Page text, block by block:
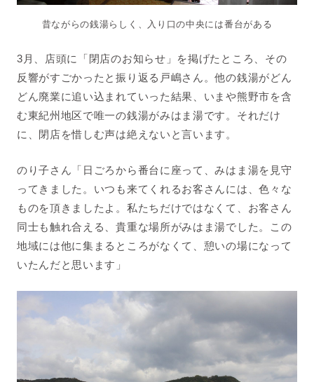
昔ながらの銭湯らしく、入り口の中央には番台がある
3月、店頭に「閉店のお知らせ」を掲げたところ、その
反響がすごかったと振り返る戸嶋さん。他の銭湯がどん
どん廃業に追い込まれていった結果、いまや熊野市を含
む東紀州地区で唯一の銭湯がみはま湯です。それだけ
に、閉店を惜しむ声は絶えないと言います。
のり子さん「日ごろから番台に座って、みはま湯を見守
ってきました。いつも来てくれるお客さんには、色々な
ものを頂きましたよ。私たちだけではなくて、お客さん
同士も触れ合える、貴重な場所がみはま湯でした。この
地域には他に集まるところがなくて、憩いの場になって
いたんだと思います」